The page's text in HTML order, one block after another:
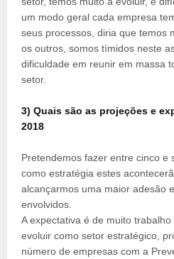
um modo geral cada empresa
seus processos, diria que temos
os outros, somos tímidos neste
dificuldade em reunir em massa
setor.
3) Quais são as projeções e
2018
Pretendemos fazer entre cinco e
como estratégia estes
alcançarmos uma maior adesão
envolvidos.
A expectativa é de muito
evoluir como setor estratégico,
número de empresas com a